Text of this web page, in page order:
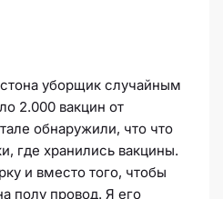
уборщик случайным
2.000 вакцин от
обнаружили, что что
где хранились вакцины.
и вместо того, чтобы
полу провод. Я его